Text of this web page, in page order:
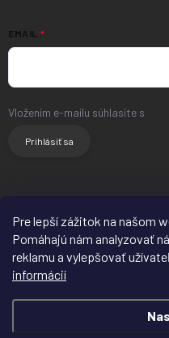
Pre lepší zážitok na našom
Pomáhajú nám analyzovať
reklamu a vylepšovať
informácií
EMAIL
Vložením e-mailu súhlasíte s
Prihlásiť sa
HLAVNÝ WEB